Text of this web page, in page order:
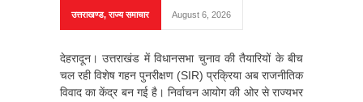
उत्तराखण्ड,राज्य समाचार August 6, 2026
देहरादून। उत्तराखंड में विधानसभा चुनाव की तैयारियों के बीच
चल रही विशेष गहन पुनरीक्षण (SIR) प्रक्रिया अब राजनीतिक
विवाद का केंद्र बन गई है। निर्वाचन आयोग की ओर से राज्यभर